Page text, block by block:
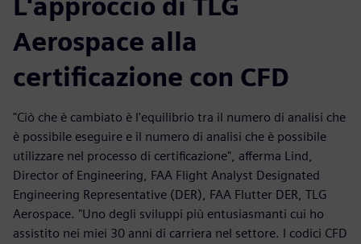
L'approccio di TLG
Aerospace alla
certificazione con CFD
"Ciò che è cambiato è l'equilibrio tra il numero di analisi che
è possibile eseguire e il numero di analisi che è possibile
utilizzare nel processo di certificazione", afferma Lind,
Director of Engineering, FAA Flight Analyst Designated
Engineering Representative (DER), FAA Flutter DER, TLG
Aerospace. "Uno degli sviluppi più entusiasmanti cui ho
assistito nei miei 30 anni di carriera nel settore. I codici CFD